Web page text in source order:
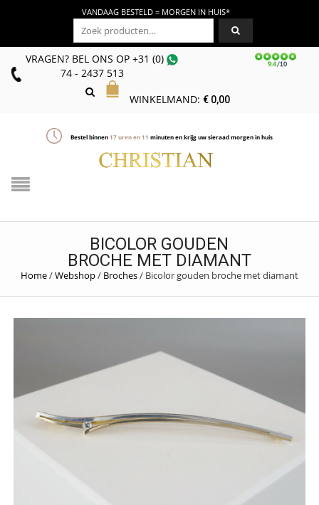
VANDAAG BESTELD = MORGEN IN HUIS*
Zoeken naar:
VRAGEN? BEL ONS OP+31 (0)
74 - 2437 513
WINKELMAND: €0,00
Bestel binnen17uren en11 minuten en krijg uw sieraad morgen in huis
BICOLOR GOUDEN
BROCHE MET DIAMANT
Home/Webshop/ Broches/ Bicolor gouden broche met diamant